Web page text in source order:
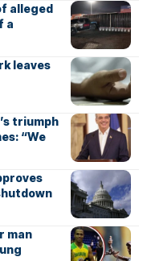
alleged
a
leaves
triumph
“We
man